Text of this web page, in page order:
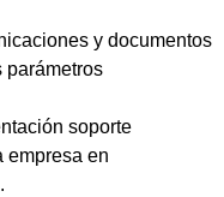
y documentos
parámetros
soporte
empresa en